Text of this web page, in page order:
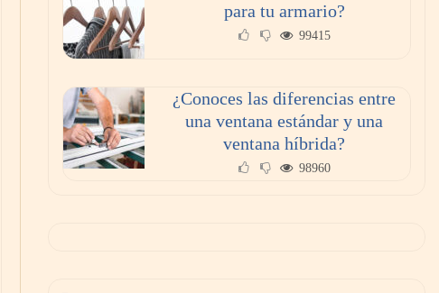
para tu armario?
99415
¿Conoces las diferencias entre
una ventana estándar y una
ventana híbrida?
98960